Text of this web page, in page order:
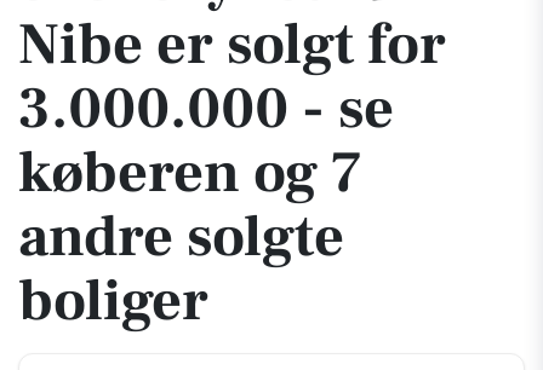
Nibe er solgt for
3.000.000 - se
køberen og 7
andre solgte
boliger